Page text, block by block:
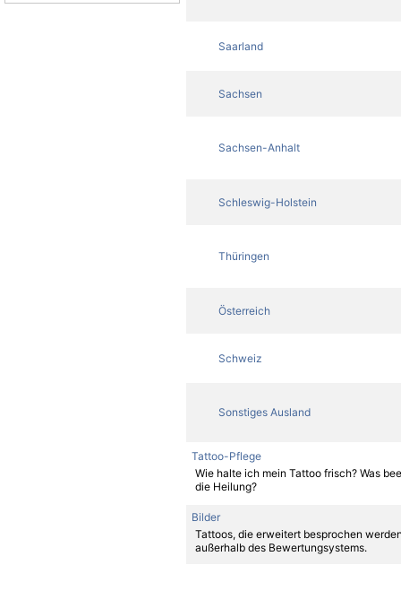
Saarland
Sachsen
Sachsen-Anhalt
Schleswig-Holstein
Thüringen
Österreich
Schweiz
Sonstiges Ausland
Tattoo-Pflege
Wie halte ich mein Tattoo frisch? Was
die Heilung?
Bilder
Tattoos, die erweitert besprochen
außerhalb des Bewertungsystems.